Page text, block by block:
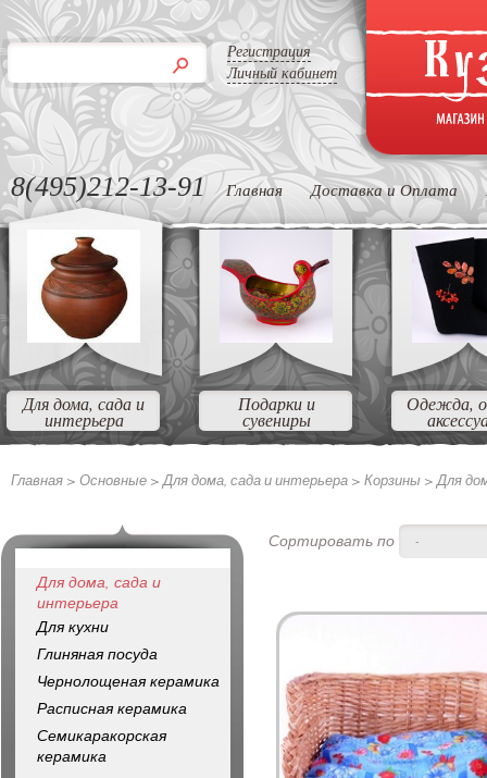
Регистрация
Личный кабинет
8(495)212-13-91 Главная Доставка и Оплата
Для дома, сада и
интерьера
Подарки и
сувениры
Одежда,
Главная > Основные >Для дома, сада и интерьера > Корзины >Для
Сортировать по -
Для дома, сада и
интерьера
Для кухни
Глиняная посуда
Чернолощеная керамика
Расписная керамика
Семикаракорская
керамика